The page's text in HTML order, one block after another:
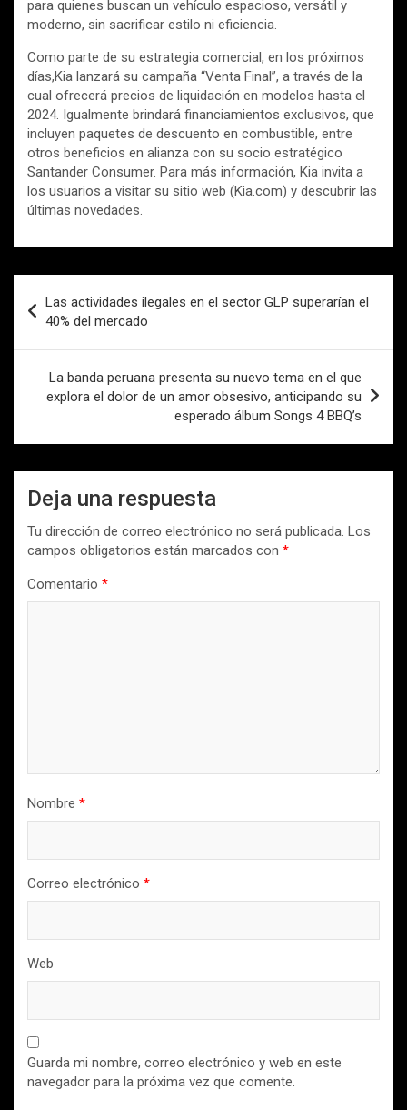
para quienes buscan un vehículo espacioso, versátil y
moderno, sin sacrificar estilo ni eficiencia.
Como parte de su estrategia comercial, en los próximos
días,Kia lanzará su campaña “Venta Final”, a través de la
cual ofrecerá precios de liquidación en modelos hasta el
2024. Igualmente brindará financiamientos exclusivos, que
incluyen paquetes de descuento en combustible, entre
otros beneficios en alianza con su socio estratégico
Santander Consumer. Para más información, Kia invita a
los usuarios a visitar su sitio web (Kia.com) y descubrir las
últimas novedades.
de
entradas
Las actividades ilegales en el sector GLP superarían el
40% del mercado
La banda peruana presenta su nuevo tema en el que
explora el dolor de un amor obsesivo, anticipando su
esperado álbum Songs 4 BBQ’s
Deja una respuesta
Tu dirección de correo electrónico no será publicada. Los
campos obligatorios están marcados con *
Comentario *
Nombre *
Correo electrónico *
Web
Guarda mi nombre, correo electrónico y web en este
navegador para la próxima vez que comente.